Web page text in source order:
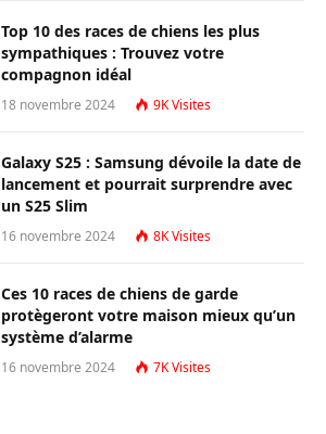
Top 10 des races de chiens les plus
sympathiques : Trouvez votre
compagnon idéal
18 novembre 2024 9KVisites
Galaxy S25 : Samsung dévoile la date de
lancement et pourrait surprendre avec
un S25 Slim
16 novembre 2024 8KVisites
Ces 10 races de chiens de garde
protègeront votre maison mieux qu’un
système d’alarme
16 novembre 2024 7KVisites